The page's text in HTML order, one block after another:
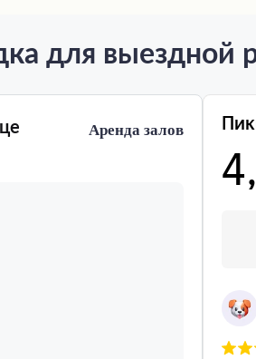
для выездной
Аренда залов